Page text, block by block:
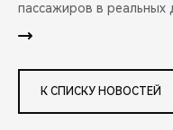
пассажиров в реальных
К СПИСКУ НОВОСТЕЙ